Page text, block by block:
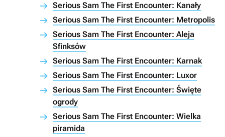
Serious Sam The First Encounter: Kanały
Serious Sam The First Encounter: Metropolis
Serious Sam The First Encounter: Aleja
Sfinksów
Serious Sam The First Encounter: Karnak
Serious Sam The First Encounter: Luxor
Serious Sam The First Encounter: Święte
ogrody
Serious Sam The First Encounter: Wielka
piramida